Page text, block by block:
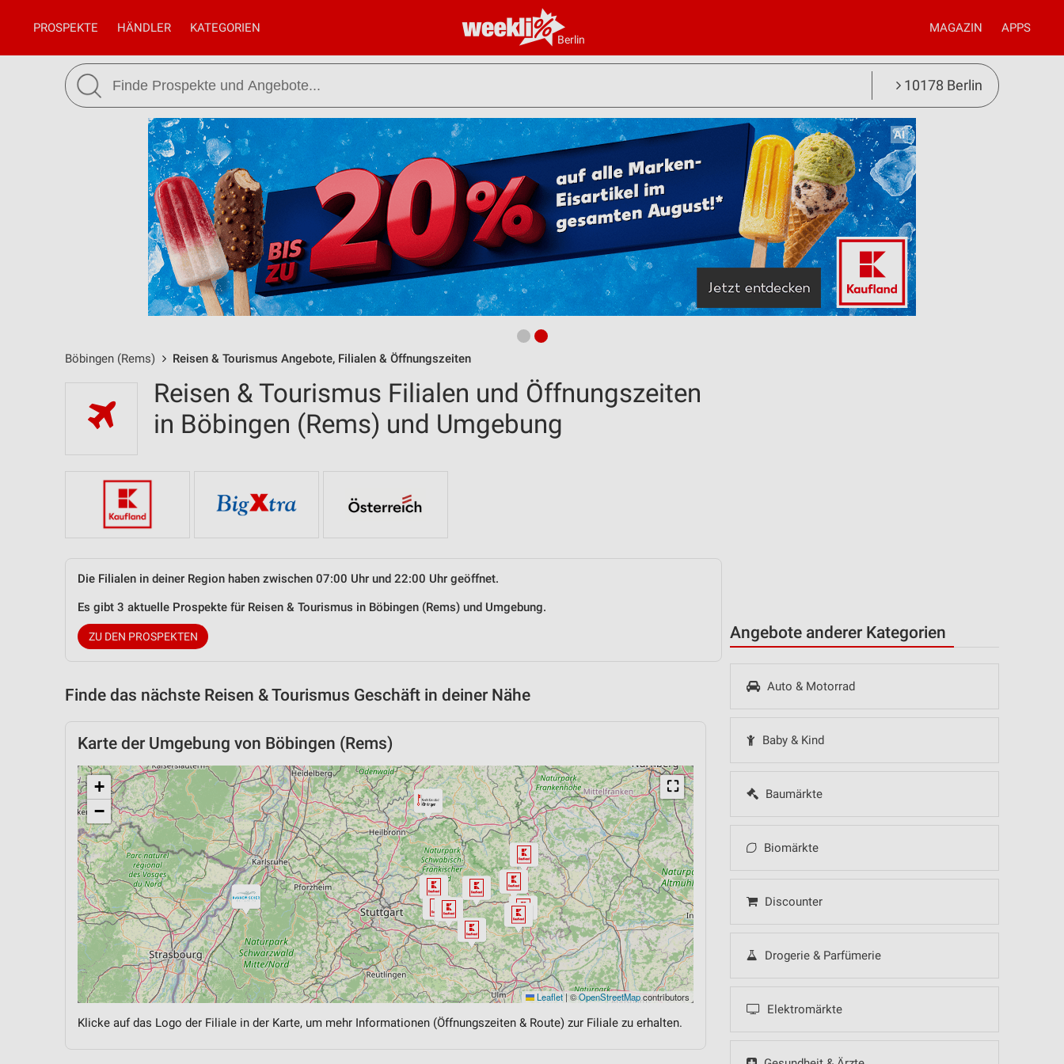
Berlin
PROSPEKTE HÄNDLER KATEGORIEN MAGAZIN APPS
10178 Berlin
Böbingen (Rems) Reisen & Tourismus Angebote, Filialen & Öffnungszeiten
Angebote anderer Kategorien
Auto & Motorrad
Baby & Kind
Baumärkte
Biomärkte
Discounter
Drogerie & Parfümerie
Elektromärkte
Reisen & Tourismus Filialen und Öffnungszeiten
in Böbingen (Rems) und Umgebung
Die Filialen in deiner Region haben zwischen 07:00 Uhr und 22:00 Uhr geöffnet.
Es gibt 3 aktuelle Prospekte für Reisen & Tourismus in Böbingen (Rems) und Umgebung.
ZU DEN PROSPEKTEN
Finde das nächste Reisen & Tourismus Geschäft in deiner Nähe
Karte der Umgebung von Böbingen (Rems)
⛶
+
−
Leaflet | ©OpenStreetMapcontributors
Klicke auf das Logo der Filiale in der Karte, um mehr Informationen (Öffnungszeiten & Route) zur Filiale zu erhalten.